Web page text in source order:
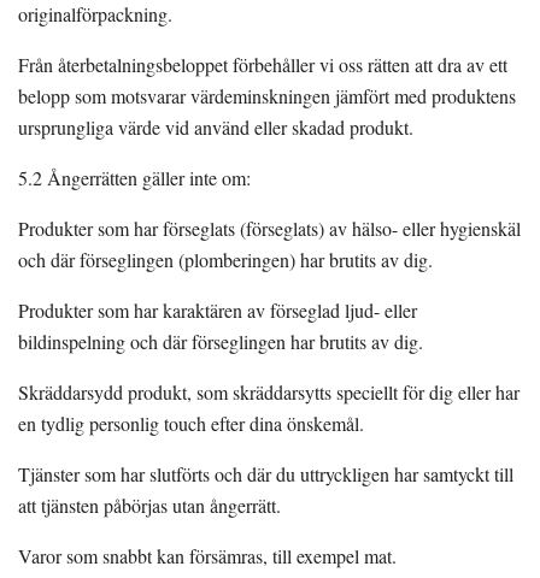
originalförpackning.
Från återbetalningsbeloppet förbehåller vi oss rätten att dra av ett
belopp som motsvarar värdeminskningen jämfört med produktens
ursprungliga värde vid använd eller skadad produkt.
5.2 Ångerrätten gäller inte om:
Produkter som har förseglats (förseglats) av hälso- eller hygienskäl
och där förseglingen (plomberingen) har brutits av dig.
Produkter som har karaktären av förseglad ljud- eller
bildinspelning och där förseglingen har brutits av dig.
Skräddarsydd produkt, som skräddarsytts speciellt för dig eller har
en tydlig personlig touch efter dina önskemål.
Tjänster som har slutförts och där du uttryckligen har samtyckt till
att tjänsten påbörjas utan ångerrätt.
Varor som snabbt kan försämras, till exempel mat.